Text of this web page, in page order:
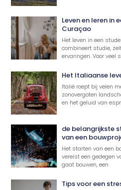
Leven en leren in
Curaçao
Het leven in een
combineert studie,
ervaringen. Voor veel
Het Italiaanse
Italië roept bij velen
zonovergoten
en het geluid van
de belangrijkste
van een
Het starten van een
vereist een gedegen
gaat bouwen, een
Tips voor een